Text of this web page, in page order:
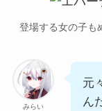
登場する女の子も
みらい
元
ん